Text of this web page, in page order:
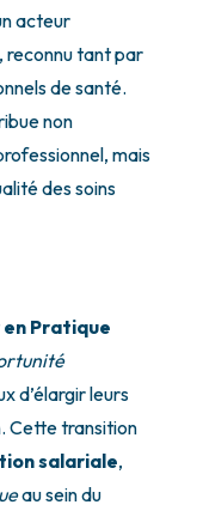
acteur
reconnu tant par
de santé.
non
mais
des soins
Pratique
d’élargir leurs
Cette transition
salariale,
au sein du